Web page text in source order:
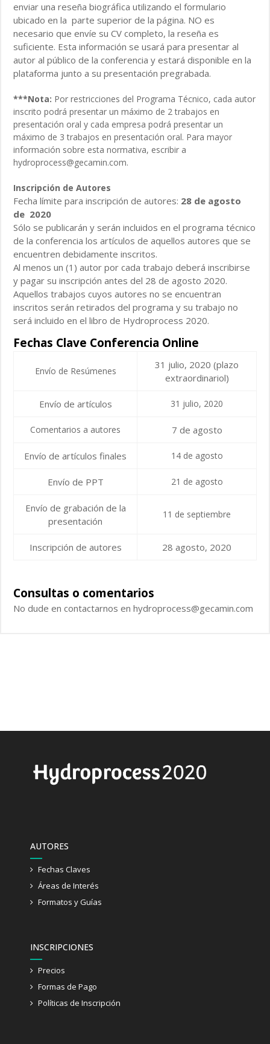
enviar una reseña biográfica utilizando el formulario
ubicado en la parte superior de la página. NO es
necesario que envíe su CV completo, la reseña es
suficiente. Esta información se usará para presentar al
autor al público de la conferencia y estará disponible en la
plataforma junto a su presentación pregrabada.
***Nota: Por restricciones del Programa Técnico, cada autor
inscrito podrá presentar un máximo de 2 trabajos en
presentación oral y cada empresa podrá presentar un
máximo de 3 trabajos en presentación oral. Para mayor
información sobre esta normativa, escribir a
hydroprocess@gecamin.com.
Inscripción de Autores
Fecha límite para inscripción de autores: 28 de agosto
de 2020
Sólo se publicarán y serán incluidos en el programa técnico
de la conferencia los artículos de aquellos autores que se
encuentren debidamente inscritos.
Al menos un (1) autor por cada trabajo deberá inscribirse
y pagar su inscripción antes del 28 de agosto 2020.
Aquellos trabajos cuyos autores no se encuentran
inscritos serán retirados del programa y su trabajo no
será incluido en el libro de Hydroprocess 2020.
Fechas Clave Conferencia Online
Envío de Resúmenes
31 julio, 2020 (plazo
extraordinariol)
Envío de artículos 31 julio, 2020
Comentarios a autores 7 de agosto
Envío de artículos finales 14 de agosto
Envío de PPT 21 de agosto
Envío de grabación de la
presentación
11 de septiembre
Inscripción de autores 28 agosto, 2020
Consultas o comentarios
No dude en contactarnos en hydroprocess@gecamin.com
AUTORES
Fechas Claves
Áreas de Interés
Formatos y Guías
INSCRIPCIONES
Precios
Formas de Pago
Políticas de Inscripción